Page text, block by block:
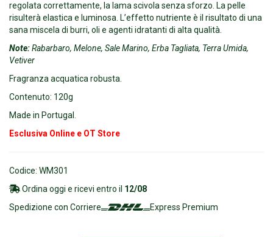
regolata correttamente, la lama scivola senza sforzo. La pelle
risulterà elastica e luminosa. L’effetto nutriente è il risultato di una
sana miscela di burri, oli e agenti idratanti di alta qualità.
Note:Rabarbaro, Melone, Sale Marino, Erba Tagliata, Terra Umida,
Vetiver
Fragranza acquatica robusta.
Contenuto: 120g
Made in Portugal.
Esclusiva Online e OT Store
Codice: WM301
Ordina oggi e ricevi entro il 12/08
Spedizione con Corriere
Express Premium